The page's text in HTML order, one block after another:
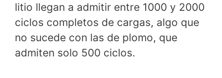
litio llegan a admitir entre 1000 y 2000
ciclos completos de cargas, algo que
no sucede con las de plomo, que
admiten solo 500 ciclos.